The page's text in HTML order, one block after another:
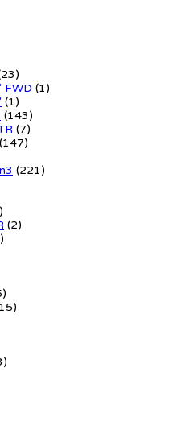
FWD (1)
(1)
(143)
(7)
(147)
(221)
(2)